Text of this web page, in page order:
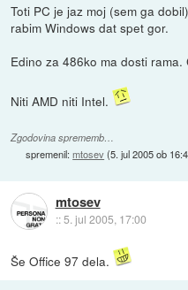
Toti PC je jaz moj (sem ga
rabim Windows dat spet gor.
Edino za 486ko ma dosti rama.
Niti AMD niti Intel.
Zgodovina sprememb…
spremenil:mtosev(5. jul 2005 ob
mtosev
::5. jul 2005, 17:00
Še Office 97 dela.